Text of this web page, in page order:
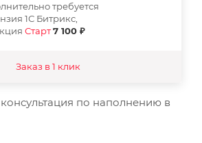
требуется
1С Битрикс,
Старт7 100 ₽
Заказ в 1 клик
по наполнению в